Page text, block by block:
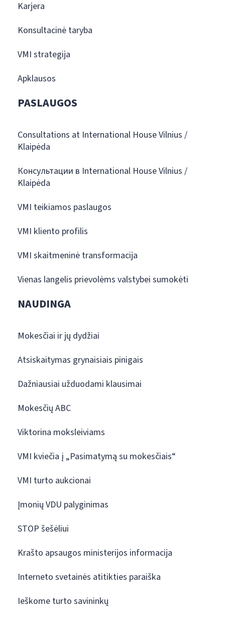
Karjera
Konsultacinė taryba
VMI strategija
Apklausos
PASLAUGOS
Consultations at International House Vilnius /
Klaipėda
Консультации в International House Vilnius /
Klaipėda
VMI teikiamos paslaugos
VMI kliento profilis
VMI skaitmeninė transformacija
Vienas langelis prievolėms valstybei sumokėti
NAUDINGA
Mokesčiai ir jų dydžiai
Atsiskaitymas grynaisiais pinigais
Dažniausiai užduodami klausimai
Mokesčių ABC
Viktorina moksleiviams
VMI kviečia į „Pasimatymą su mokesčiais“
VMI turto aukcionai
Įmonių VDU palyginimas
STOP šešėliui
Krašto apsaugos ministerijos informacija
Interneto svetainės atitikties paraiška
Ieškome turto savininkų